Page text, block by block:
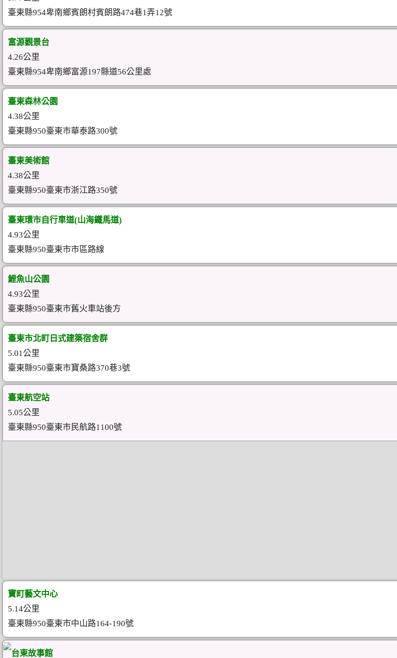
臺東縣954卑南鄉賓朗村賓朗路474巷1弄12號
富源觀景台
4.26公里
臺東縣954卑南鄉富源197縣道56公里處
臺東森林公園
4.38公里
臺東縣950臺東市華泰路300號
臺東美術館
4.38公里
臺東縣950臺東市浙江路350號
臺東環市自行車道(山海鐵馬道)
4.93公里
臺東縣950臺東市市區路線
鯉魚山公園
4.93公里
臺東縣950臺東市舊火車站後方
臺東市北町日式建築宿舍群
5.01公里
臺東縣950臺東市寶桑路370巷3號
臺東航空站
5.05公里
臺東縣950臺東市民航路1100號
寶町藝文中心
5.14公里
臺東縣950臺東市中山路164-190號
台東故事館